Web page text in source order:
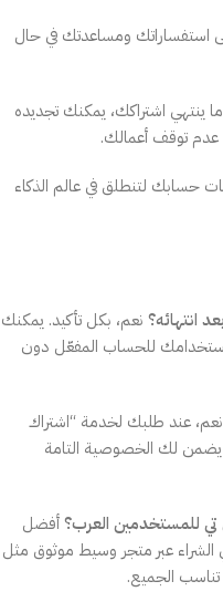
استفساراتك ومساعدتك في حال
ينتهي اشتراكك، يمكنك تجديده
عدم توقف أعمالك.
حسابك لتنطلق في عالم الذكاء
انتهائه؟ نعم، بكل تأكيد. يمكنك
استخدامك للحساب المفعّل دون
نعم، عند طلبك لخدمة “اشتراك
لك الخصوصية التامة
للمستخدمين العرب؟أفضل
الشراء عبر متجر وسيط موثوق مثل
الجميع.